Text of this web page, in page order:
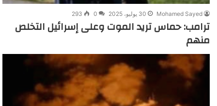
Mohamed Sayed 30 يوليو، 2025 0
293
ترامب: حماس تريد الموت وعلى إسرائيل التخلص
منهم